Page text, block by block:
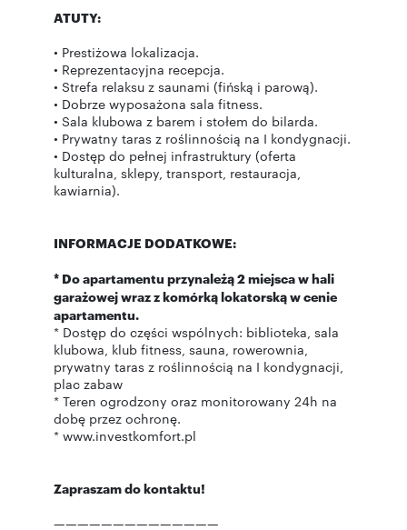
ATUTY:
• Prestiżowa lokalizacja.
• Reprezentacyjna recepcja.
• Strefa relaksu z saunami (fińską i parową).
• Dobrze wyposażona sala fitness.
• Sala klubowa z barem i stołem do bilarda.
• Prywatny taras z roślinnością na I kondygnacji.
• Dostęp do pełnej infrastruktury (oferta
kulturalna, sklepy, transport, restauracja,
kawiarnia).
INFORMACJE DODATKOWE:
* Do apartamentu przynależą 2 miejsca w hali
garażowej wraz z komórką lokatorską w cenie
apartamentu.
* Dostęp do części wspólnych: biblioteka, sala
klubowa, klub fitness, sauna, rowerownia,
prywatny taras z roślinnością na I kondygnacji,
plac zabaw
* Teren ogrodzony oraz monitorowany 24h na
dobę przez ochronę.
* www.investkomfort.pl
Zapraszam do kontaktu!
——————————————